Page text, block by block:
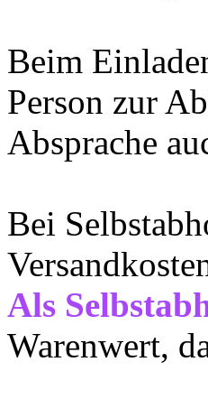
Beim
Person zur
Absprache
Bei
Als
Warenwert,